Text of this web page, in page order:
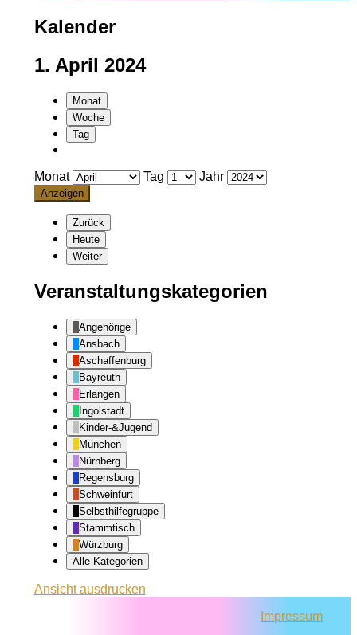
Kalender
1. April 2024
Monat
Woche
Tag
Monat Tag Jahr
Zurück
Heute
Weiter
Veranstaltungskategorien
Angehörige
Ansbach
Aschaffenburg
Bayreuth
Erlangen
Ingolstadt
Kinder-&Jugend
München
Nürnberg
Regensburg
Schweinfurt
Selbsthilfegruppe
Stammtisch
Würzburg
Alle Kategorien
Ansichtausdrucken
Impressum